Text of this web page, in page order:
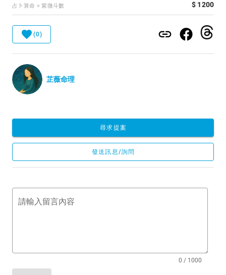
占卜算命 > 紫微斗數 $ 1200
(0)
芷薇命理
尋求提案
發送訊息/詢問
請輸入留言內容
0 / 1000